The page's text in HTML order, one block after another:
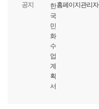
공지
한
국
민
화
수
업
계
획
서
홈페이지관리자